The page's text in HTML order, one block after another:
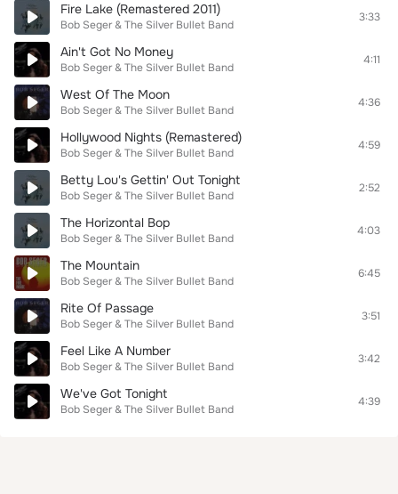
Fire Lake (Remastered 2011)
Bob Seger & The Silver Bullet Band
3:33
Ain't Got No Money
Bob Seger & The Silver Bullet Band
4:11
West Of The Moon
Bob Seger & The Silver Bullet Band
4:36
Hollywood Nights (Remastered)
Bob Seger & The Silver Bullet Band
4:59
Betty Lou's Gettin' Out Tonight
Bob Seger & The Silver Bullet Band
2:52
The Horizontal Bop
Bob Seger & The Silver Bullet Band
4:03
The Mountain
Bob Seger & The Silver Bullet Band
6:45
Rite Of Passage
Bob Seger & The Silver Bullet Band
3:51
Feel Like A Number
Bob Seger & The Silver Bullet Band
3:42
We've Got Tonight
Bob Seger & The Silver Bullet Band
4:39